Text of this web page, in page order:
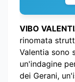
VIBO
rinomata
Valentia sono
un'indagine
dei Gerani,